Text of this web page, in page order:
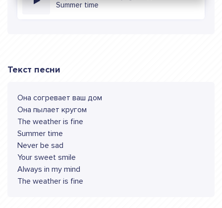
Summer time
Текст песни
Она согревает ваш дом
Она пылает кругом
The weather is fine
Summer time
Never be sad
Your sweet smile
Always in my mind
The weather is fine